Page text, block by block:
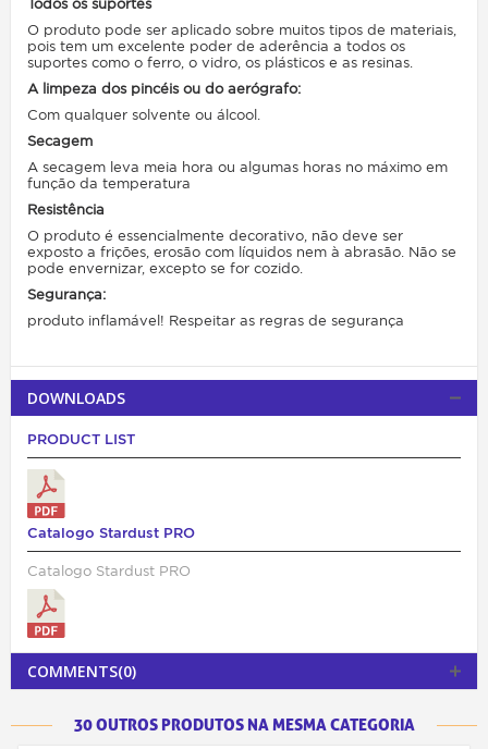
Todos os suportes
O produto pode ser aplicado sobre muitos tipos de materiais,
pois tem um excelente poder de aderência a todos os
suportes como o ferro, o vidro, os plásticos e as resinas.
A limpeza dos pincéis ou do aerógrafo:
Com qualquer solvente ou álcool.
Secagem
A secagem leva meia hora ou algumas horas no máximo em
função da temperatura
Resistência
O produto é essencialmente decorativo, não deve ser
exposto a frições, erosão com líquidos nem à abrasão. Não se
pode envernizar, excepto se for cozido.
Segurança:
produto inflamável! Respeitar as regras de segurança
DOWNLOADS
PRODUCT LIST
Catalogo Stardust PRO
Catalogo Stardust PRO
COMMENTS(0)
30 OUTROS PRODUTOS NA MESMA CATEGORIA